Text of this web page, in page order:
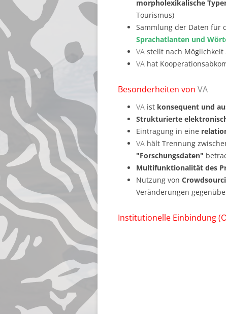
morpholexikalische
Tourismus)
Sammlung der Daten für
Sprachatlanten und
VA stellt nach
VA hat
Besonderheiten von VA
VA ist konsequent und
Strukturierte
Eintragung in eine
VA hält Trennung
"Forschungsdaten"
Multifunktionalität des
Nutzung von
Veränderungen
Institutionelle Einbindung